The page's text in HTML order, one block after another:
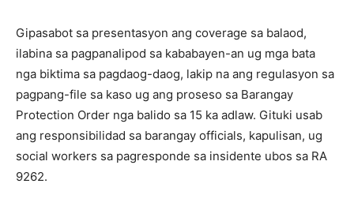
Gipasabot sa presentasyon ang coverage sa balaod,
ilabina sa pagpanalipod sa kababayen-an ug mga bata
nga biktima sa pagdaog-daog, lakip na ang regulasyon sa
pagpang-file sa kaso ug ang proseso sa Barangay
Protection Order nga balido sa 15 ka adlaw. Gituki usab
ang responsibilidad sa barangay officials, kapulisan, ug
social workers sa pagresponde sa insidente ubos sa RA
9262.